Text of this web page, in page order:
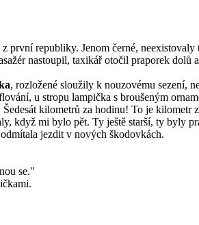
republiky. Jenom černé,
nastoupil, taxikář otočil praporek dolů
, rozložené sloužily k nouzovému sezení,
u stropu lampička s broušeným
kilometrů za hodinu! To je kilometr
když mi bylo pět. Ty ještě starší, ty byly
jezdit v nových škodovkách.
se."